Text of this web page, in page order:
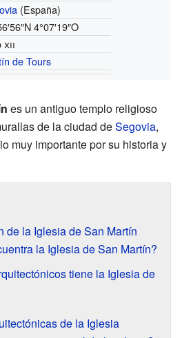
(España)
4°07′19″O
xii
de Tours
es un antiguo templo religioso
de la ciudad deSegovia,
muy importante por su historia y
de la Iglesia de San Martín
la Iglesia de San Martín?
tiene la Iglesia de
de la Iglesia